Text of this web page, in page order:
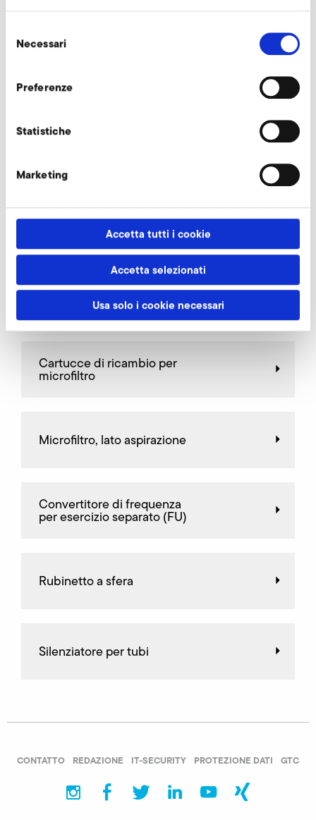
delNecessari
Preferenze
Statistiche
Marketing
Accetta tutti i cookie
Accetta selezionati
Usa solo i cookie necessari
AirKnife richiedi
Altri accessori 2SD 820
Bocchettone di attacco
Valvole di limitazione
Cartucce di ricambio per
microfiltro
Microfiltro, lato aspirazione
Convertitore di frequenza
per esercizio separato (FU)
Rubinetto a sfera
Silenziatore per tubi
CONTATTO REDAZIONE IT-SECURITY PROTEZIONE DATI GTC